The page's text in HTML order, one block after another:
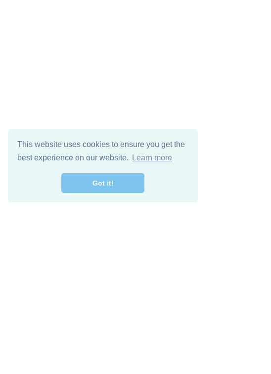
This website uses cookies to ensure you get the
best experience on our website.
Learn more
Got it!